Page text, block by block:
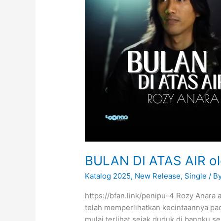
BULAN DI ATAS AIR
Katalog 2025, New Release, Single /
https://bfan.link/penipu-4 Rozy Anara
telah memperlihatkan kecintaannya